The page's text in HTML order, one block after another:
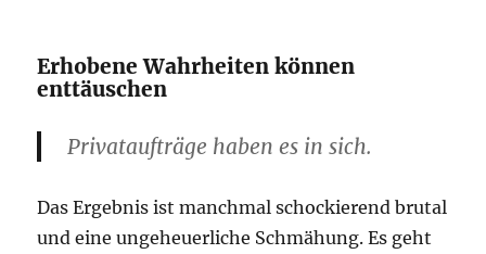
Erhobene Wahrheiten können
enttäuschen
Privataufträge haben es in sich.
Das Ergebnis ist manchmal schockierend brutal
und eine ungeheuerliche Schmähung. Es geht